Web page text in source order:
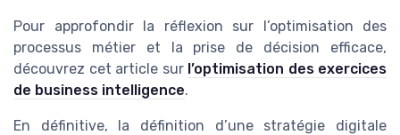
Pour approfondir la réflexion sur l’optimisation des
processus métier et la prise de décision efficace,
découvrez cet article sur l’optimisation des exercices
de business intelligence.
En définitive, la définition d’une stratégie digitale